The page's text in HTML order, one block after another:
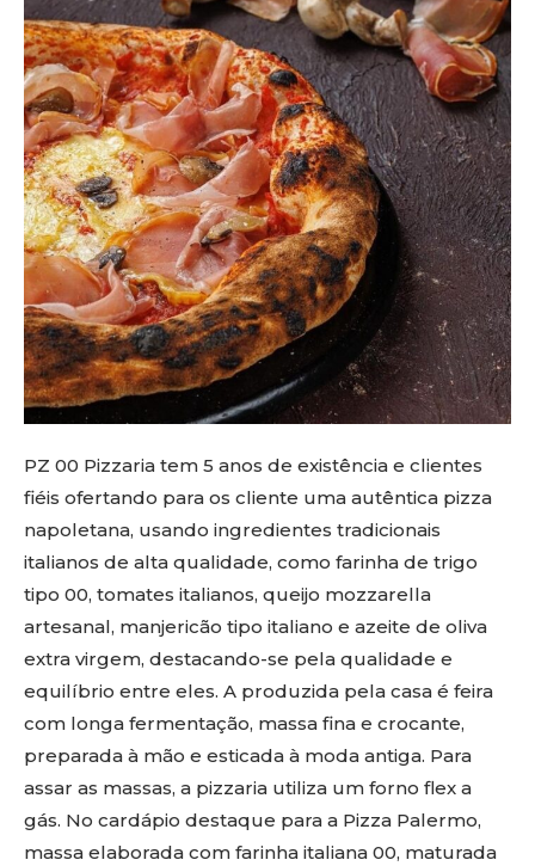
PZ 00 Pizzaria tem 5 anos de existência e clientes
fiéis ofertando para os cliente uma autêntica pizza
napoletana, usando ingredientes tradicionais
italianos de alta qualidade, como farinha de trigo
tipo 00, tomates italianos, queijo mozzarella
artesanal, manjericão tipo italiano e azeite de oliva
extra virgem, destacando-se pela qualidade e
equilíbrio entre eles. A produzida pela casa é feira
com longa fermentação, massa fina e crocante,
preparada à mão e esticada à moda antiga. Para
assar as massas, a pizzaria utiliza um forno flex a
gás. No cardápio destaque para a Pizza Palermo,
massa elaborada com farinha italiana 00, maturada